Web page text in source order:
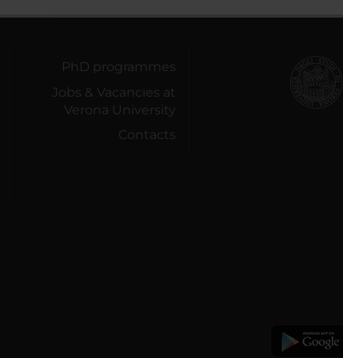
PhD programmes
Jobs & Vacancies at
Verona University
Contacts